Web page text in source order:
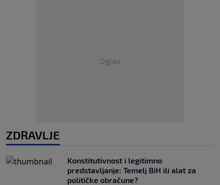
Oglas
ZDRAVLJE
Konstitutivnost i legitimno
predstavljanje: Temelj BiH ili alat za
političke obračune?